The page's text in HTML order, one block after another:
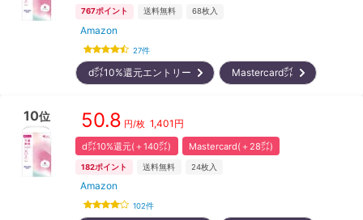
767ポイント 送料無料 68枚入
Amazon
27件
d㌽10%還元エントリー Mastercard㌽
10位 50.8 円/枚 1,401 円
d㌽10%還元(＋140㌽) Mastercard(＋28㌽)
182ポイント 送料無料 24枚入
Amazon
102件